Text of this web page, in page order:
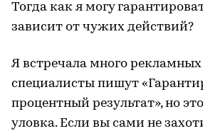
Тогда как я могу
зависит от чужих действий?
Я встречала много рекламных
специалисты пишут
процентный результат», но
уловка. Если вы сами не